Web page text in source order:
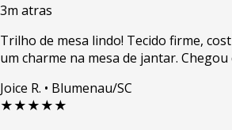
3m atras
Trilho de mesa lindo! Tecido firme,
um charme na mesa de jantar. Chegou
Joice R. • Blumenau/SC
★★★★★